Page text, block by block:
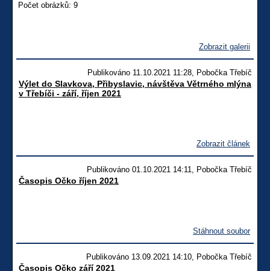
Počet obrázků: 9
Zobrazit galerii
Publikováno 11.10.2021 11:28, Pobočka Třebíč
Výlet do Slavkova, Přibyslavic, návštěva Větrného mlýna
v Třebíči - září, říjen 2021
Zobrazit článek
Publikováno 01.10.2021 14:11, Pobočka Třebíč
Časopis Očko říjen 2021
Stáhnout soubor
Publikováno 13.09.2021 14:10, Pobočka Třebíč
Časopis Očko září 2021